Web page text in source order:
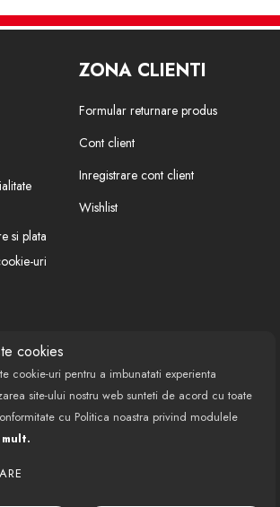
cookies
cookie-uri pentru a imbunatati experienta
site-ului nostru web sunteti de acord cu toate
cu Politica noastra privind modulele
si plata
uri
ZONA CLIENTI
Formular returnare produs
Cont client
Inregistrare cont client
Wishlist
941
Vineri